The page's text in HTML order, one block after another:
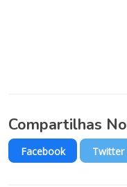
Compartilhas
Facebook Twitter